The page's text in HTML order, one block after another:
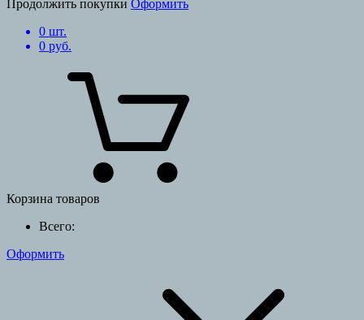
Продолжить покупки Оформить
0 шт.
0 руб.
Корзина товаров
Всего:
Оформить